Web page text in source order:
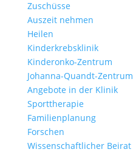
Zuschüsse
Auszeit nehmen
Heilen
Kinderkrebsklinik
Kinderonko-Zentrum
Johanna-Quandt-Zentrum
Angebote in der Klinik
Sporttherapie
Familienplanung
Forschen
Wissenschaftlicher Beirat